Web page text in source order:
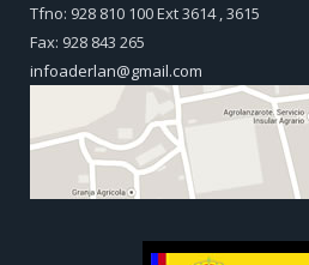
Tfno: 928 810 100 Ext 3614 , 3615
Fax: 928 843 265
infoaderlan@gmail.com